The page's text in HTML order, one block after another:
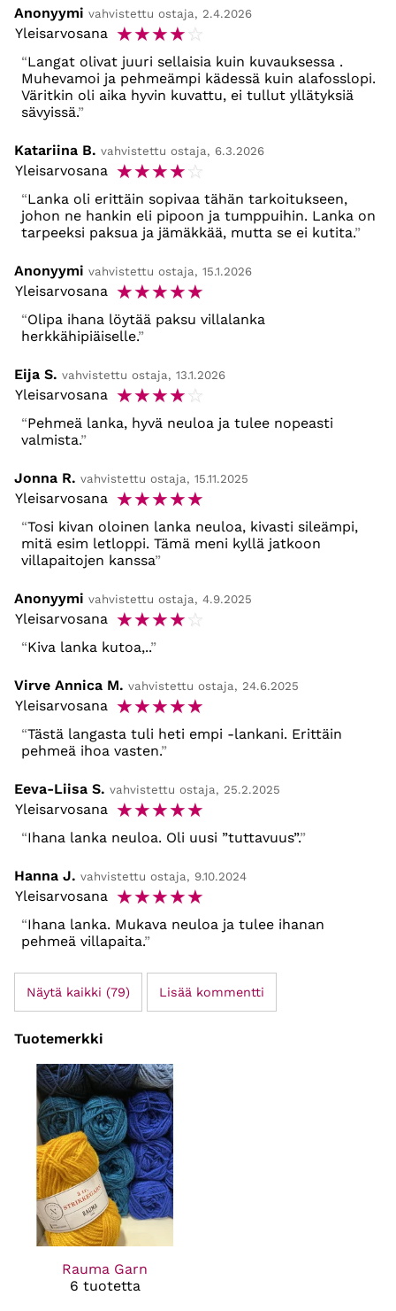
Anonyymi vahvistettu ostaja, 2.4.2026
Yleisarvosana ☆☆☆☆☆
Langat olivat juuri sellaisia kuin kuvauksessa .
Muhevamoi ja pehmeämpi kädessä kuin alafosslopi.
Väritkin oli aika hyvin kuvattu, ei tullut yllätyksiä
sävyissä.
Katariina B. vahvistettu ostaja, 6.3.2026
Yleisarvosana ☆☆☆☆☆
Lanka oli erittäin sopivaa tähän tarkoitukseen,
johon ne hankin eli pipoon ja tumppuihin. Lanka on
tarpeeksi paksua ja jämäkkää, mutta se ei kutita.
Anonyymi vahvistettu ostaja, 15.1.2026
Yleisarvosana ☆☆☆☆☆
Olipa ihana löytää paksu villalanka
herkkähipiäiselle.
Eija S. vahvistettu ostaja, 13.1.2026
Yleisarvosana ☆☆☆☆☆
Pehmeä lanka, hyvä neuloa ja tulee nopeasti
valmista.
Jonna R. vahvistettu ostaja, 15.11.2025
Yleisarvosana ☆☆☆☆☆
Tosi kivan oloinen lanka neuloa, kivasti sileämpi,
mitä esim letloppi. Tämä meni kyllä jatkoon
villapaitojen kanssa
Anonyymi vahvistettu ostaja, 4.9.2025
Yleisarvosana ☆☆☆☆☆
Kiva lanka kutoa,..
Virve Annica M. vahvistettu ostaja, 24.6.2025
Yleisarvosana ☆☆☆☆☆
Tästä langasta tuli heti empi -lankani. Erittäin
pehmeä ihoa vasten.
Eeva-Liisa S. vahvistettu ostaja, 25.2.2025
Yleisarvosana ☆☆☆☆☆
Ihana lanka neuloa. Oli uusi ”tuttavuus”.
Hanna J. vahvistettu ostaja, 9.10.2024
Yleisarvosana ☆☆☆☆☆
Ihana lanka. Mukava neuloa ja tulee ihanan
pehmeä villapaita.
Näytä kaikki (79) Lisää kommentti
Tuotemerkki
Rauma Garn
6 tuotetta